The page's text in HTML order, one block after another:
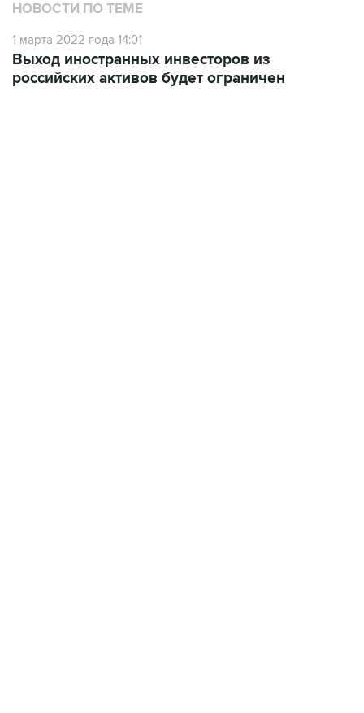
НОВОСТИ ПО ТЕМЕ
1 марта 2022 года 14:01
Выход иностранных инвесторов из
российских активов будет ограничен